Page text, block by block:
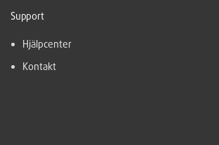
Support
Hjälpcenter
Kontakt